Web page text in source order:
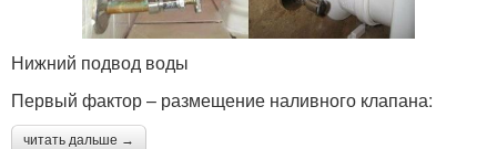
Нижний подвод воды
Первый фактор – размещение наливного клапана:
читать дальше →